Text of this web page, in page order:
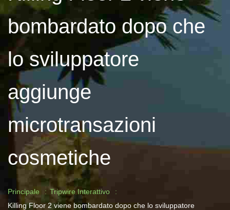
bombardato dopo che
lo sviluppatore
aggiunge
microtransazioni
cosmetiche
Principale
Tripwire Interattivo
Killing Floor 2 viene bombardato dopo che lo sviluppatore